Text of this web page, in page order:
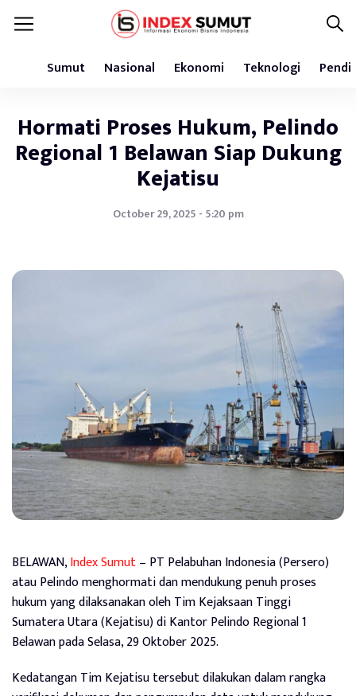
Sumut Nasional Ekonomi Teknologi
Hormati Proses Hukum, Pelindo
Regional 1 Belawan Siap Dukung
Kejatisu
October 29, 2025 - 5:20 pm
BELAWAN,Index Sumut– PT Pelabuhan Indonesia (Persero)
atau Pelindo menghormati dan mendukung penuh proses
hukum yang dilaksanakan oleh Tim Kejaksaan Tinggi
Sumatera Utara (Kejatisu) di Kantor Pelindo Regional 1
Belawan pada Selasa, 29 Oktober 2025.
Kedatangan Tim Kejatisu tersebut dilakukan dalam rangka